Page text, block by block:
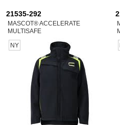
21535-292
MASCOT® ACCELERATE
MULTISAFE
NY